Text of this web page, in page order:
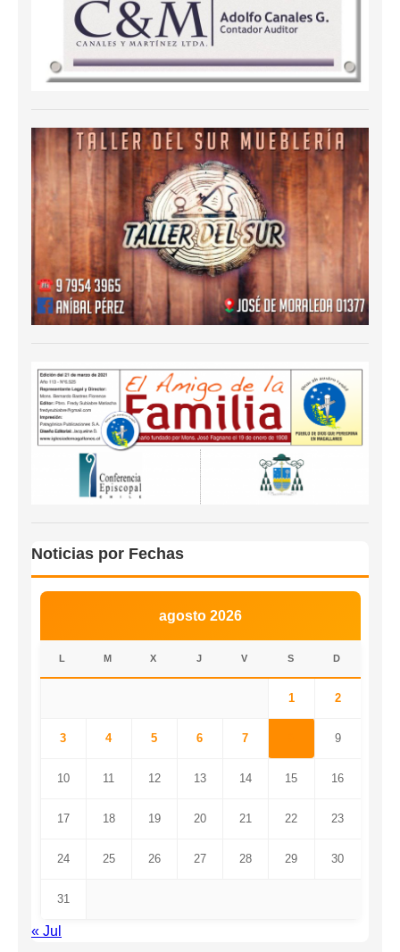
Noticias por Fechas
agosto 2026
L M X J V S D
1 2
3 4 5 6 7 9
10 11 12 13 14 15 16
17 18 19 20 21 22 23
24 25 26 27 28 29 30
31
« Jul